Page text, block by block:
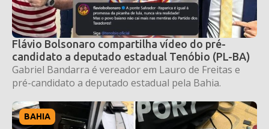
Flávio Bolsonaro compartilha vídeo do pré-
candidato a deputado estadual Tenóbio (PL-BA)
Gabriel Bandarra é vereador em Lauro de Freitas e
pré-candidato a deputado estadual pela Bahia.
BAHIA